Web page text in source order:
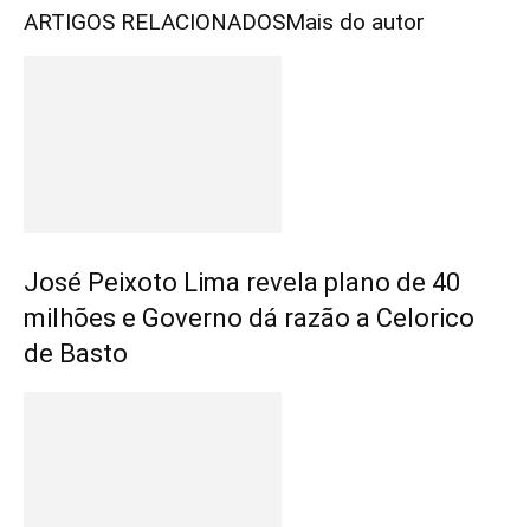
ARTIGOS RELACIONADOSMais do autor
José Peixoto Lima revela plano de 40
milhões e Governo dá razão a Celorico
de Basto